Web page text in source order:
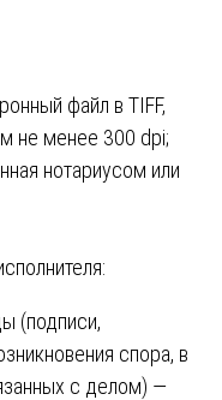
файл в TIFF,
не менее 300 dpi;
нотариусом или
(подписи,
спора, в
с делом) —